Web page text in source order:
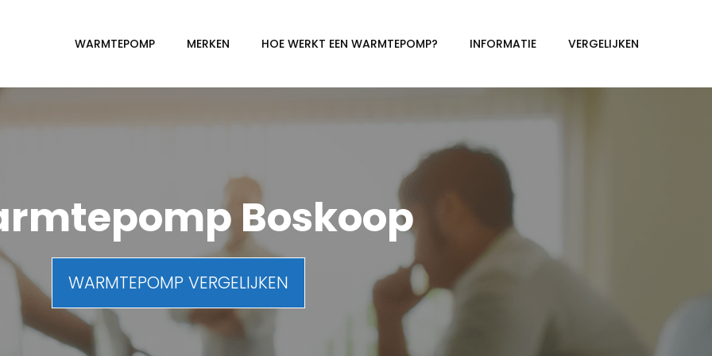
WARMTEPOMP MERKEN HOE WERKT EEN WARMTEPOMP? INFORMATIE VERGELIJKEN
Boskoop
WARMTEPOMP VERGELIJKEN